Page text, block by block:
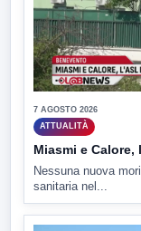
7 AGOSTO 2026
ATTUALITÀ
Miasmi e
Nessuna nuova
sanitaria nel...